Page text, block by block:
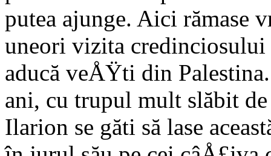
putea ajunge. Aici rămase
uneori vizita credinciosului
aducă veÅŸti din
ani, cu trupul mult slăbit
Ilarion se găti să lase